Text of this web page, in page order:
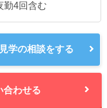
勤4回含む
学の相談をする
合わせる